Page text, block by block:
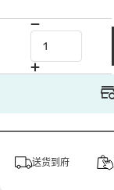
送货到府